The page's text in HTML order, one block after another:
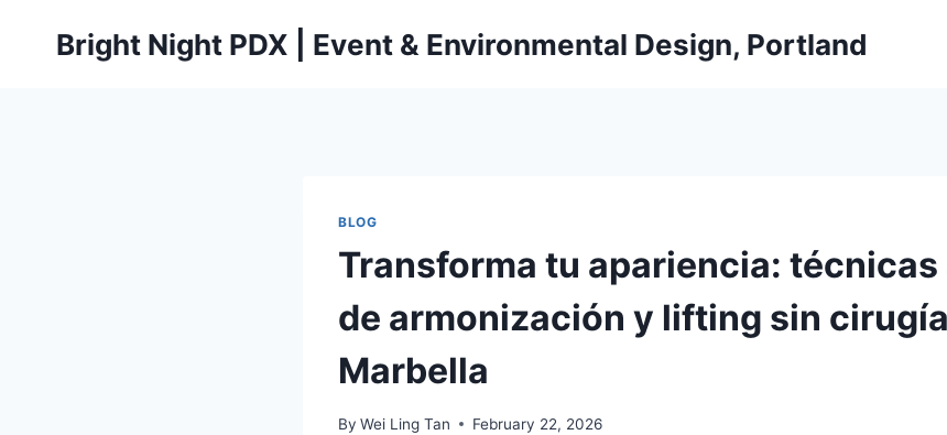
Bright Night PDX | Event & Environmental Design, Portland
BLOG
Transforma tu apariencia: técnicas
de armonización y lifting sin
Marbella
By Wei Ling Tan February 22, 2026